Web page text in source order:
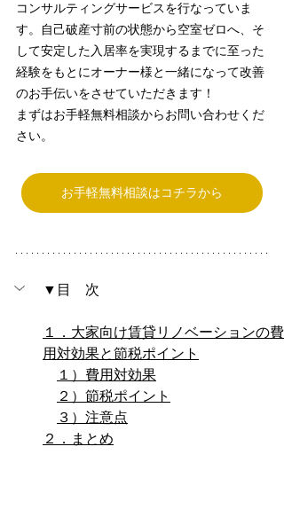
コンサルティングサービスを行なっていま
す。自己破産寸前の状態から空室ゼロへ、そ
して安定した入居率を実現するまでに至った
経験をもとにオーナー様と一緒になって改善
のお手伝いをさせていただきます！
まずはお手軽無料相談からお問い合わせくだ
さい。
お手軽無料相談はコチラから
▼目　次
１．大家向け賃貸リノベーションの費
用対効果と節税ポイント
１）費用対効果
２）節税ポイント
３）注意点
２．まとめ